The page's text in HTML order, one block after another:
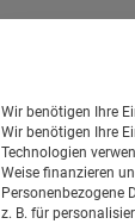
Wir benötigen Ihre
Wir benötigen Ihre
Technologien
Weise finanzieren
Personenbezogene
z. B. für